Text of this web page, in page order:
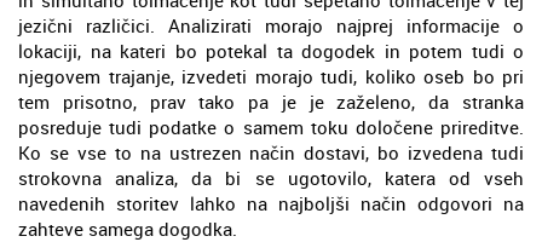
jezični različici. Analizirati morajo najprej informacije o
lokaciji, na kateri bo potekal ta dogodek in potem tudi o
njegovem trajanje, izvedeti morajo tudi, koliko oseb bo pri
tem prisotno, prav tako pa je je zaželeno, da stranka
posreduje tudi podatke o samem toku določene prireditve.
Ko se vse to na ustrezen način dostavi, bo izvedena tudi
strokovna analiza, da bi se ugotovilo, katera od vseh
navedenih storitev lahko na najboljši način odgovori na
zahteve samega dogodka.